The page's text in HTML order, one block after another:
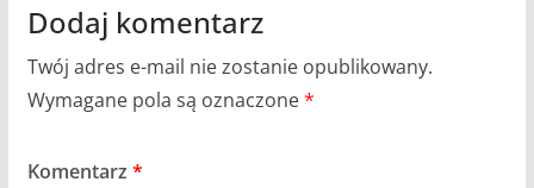
Dodaj komentarz
Twój adres e-mail nie zostanie opublikowany.
Wymagane pola są oznaczone*
Komentarz *